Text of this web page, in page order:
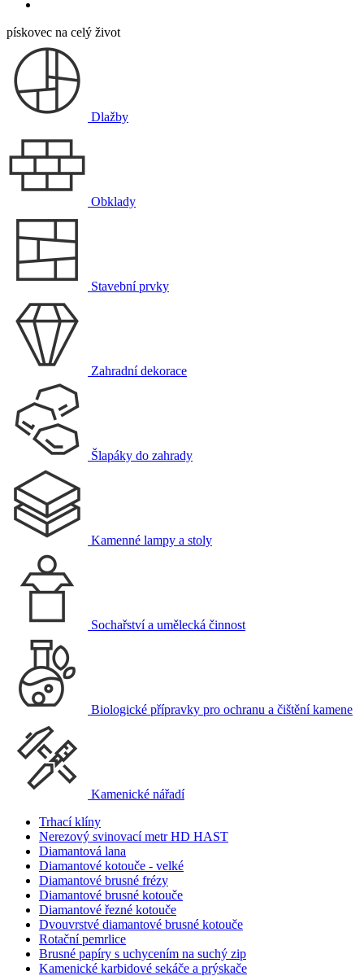
pískovec na celý život
Dlažby
Obklady
Stavební prvky
Zahradní dekorace
Šlapáky do zahrady
Kamenné lampy a stoly
Sochařství a umělecká činnost
Biologické přípravky pro ochranu a čištění kamene
Kamenické nářadí
Trhací klíny
Nerezový svinovací metr HD HAST
Diamantová lana
Diamantové kotouče - velké
Diamantové brusné frézy
Diamantové brusné kotouče
Diamantové řezné kotouče
Dvouvrstvé diamantové brusné kotouče
Rotační pemrlice
Brusné papíry s uchycením na suchý zip
Kamenické karbidové sekáče a prýskače